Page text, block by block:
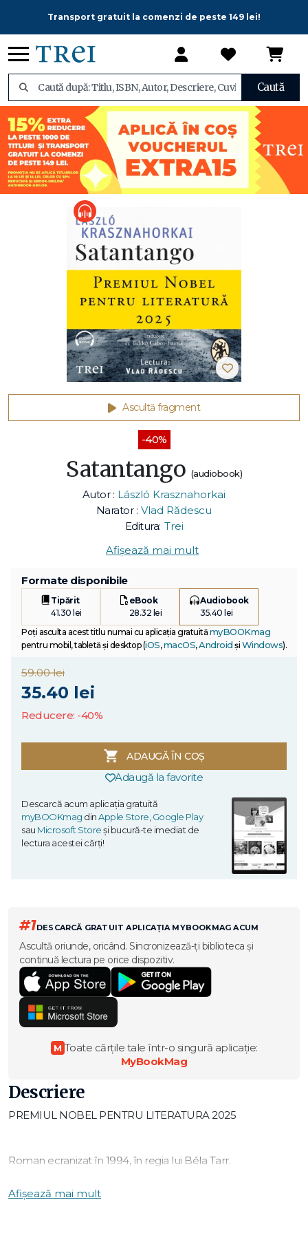
Transport gratuit la comenzi de peste 149 lei!
Caută
Ascultă fragment
-40%
Satantango (audiobook)
Autor : László Krasznahorkai
Narator : Vlad Rădescu
Editura: Trei
Afișează mai mult
Formate disponibile
Tipărit
41.30 lei
eBook
28.32 lei
Audiobook
35.40 lei
Poți asculta acest titlu numai cu aplicația gratuitămyBOOKmag
pentru mobil, tabletă și desktop (iOS,macOS,Android și Windows).
59.00 lei
35.40 lei
Reducere: -40%
ADAUGĂ ÎN COȘ
Adaugă la favorite
Descarcă acum aplicația gratuită
myBOOKmag dinApple Store,Google Play
sau Microsoft Storeși bucură-te imediat de
lectura acestei cărți!
#1DESCARCĂ GRATUIT APLICAȚIA MYBOOKMAG ACUM
Ascultă oriunde, oricând. Sincronizează-ți biblioteca și
continuă lectura pe orice dispozitiv.
M Toate cărțile tale într-o singură aplicație:
MyBookMag
Descriere
PREMIUL NOBEL PENTRU LITERATURA 2025
Roman ecranizat în 1994, în regia lui Béla Tarr.
„Un roman genial... Un scriitor vizionar.” - The Guardian
Afișează mai mult